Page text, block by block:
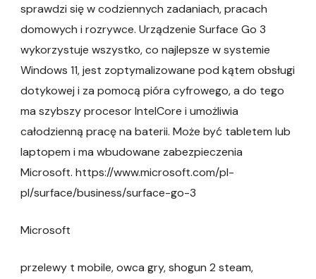
sprawdzi się w codziennych zadaniach, pracach
domowych i rozrywce. Urządzenie Surface Go 3
wykorzystuje wszystko, co najlepsze w systemie
Windows 11, jest zoptymalizowane pod kątem obsługi
dotykowej i za pomocą pióra cyfrowego, a do tego
ma szybszy procesor IntelCore i umożliwia
całodzienną pracę na baterii. Może być tabletem lub
laptopem i ma wbudowane zabezpieczenia
Microsoft. https://www.microsoft.com/pl-
pl/surface/business/surface-go-3
Microsoft
przelewy t mobile, owca gry, shogun 2 steam,